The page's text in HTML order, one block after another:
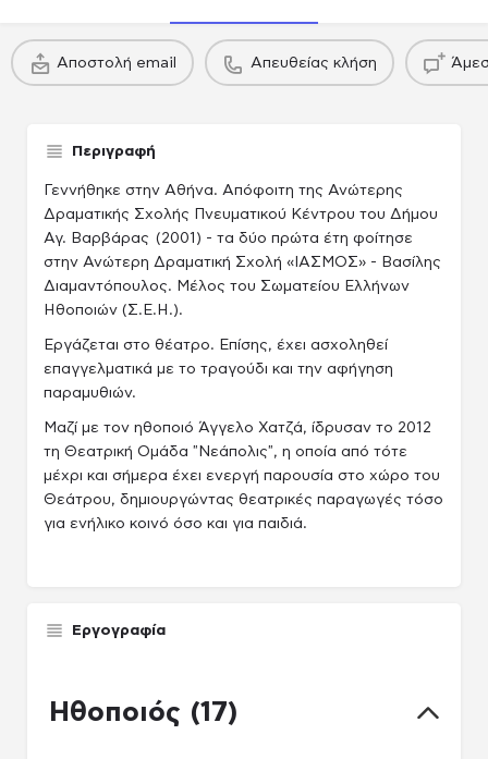
Αποστολή email
Παραγωγού / Casing agency
Απευθείας κλήση
Παραγωγού / Casing agency
Παραγωγού
Περιγραφή
Γεννήθηκε στην Αθήνα. Απόφοιτη της Ανώτερης
Δραματικής Σχολής Πνευματικού Κέντρου του Δήμου
Αγ. Βαρβάρας (2001) - τα δύο πρώτα έτη φοίτησε
στην Ανώτερη Δραματική Σχολή «ΙΑΣΜΟΣ» - Βασίλης
Διαμαντόπουλος. Μέλος του Σωματείου Ελλήνων
Ηθοποιών (Σ.Ε.Η.).
Εργάζεται στο θέατρο. Επίσης, έχει ασχοληθεί
επαγγελματικά με το τραγούδι και την αφήγηση
παραμυθιών.
Μαζί με τον ηθοποιό Άγγελο Χατζά, ίδρυσαν το 2012
τη Θεατρική Ομάδα "Νεάπολις", η οποία από τότε
μέχρι και σήμερα έχει ενεργή παρουσία στο χώρο του
Θεάτρου, δημιουργώντας θεατρικές παραγωγές τόσο
για ενήλικο κοινό όσο και για παιδιά.
Εργογραφία
Ηθοποιός (17)